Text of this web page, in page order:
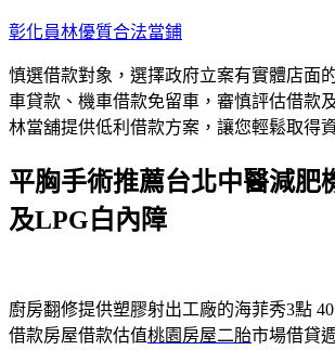
跳
主
要
內
彰化員林優質合法當鋪
慎選借款對象，選擇政府立案有實體店面
車貸款、機車借款免留車，審慎評估借款
林當舖提供低利借款方案，讓您輕鬆取得
平胸手術推薦台北中醫減肥
及LPG白內障
廚房翻修提供塑膠射出工廠的海菲秀3點
借款房屋借款估值桃園房屋二胎市場借貸